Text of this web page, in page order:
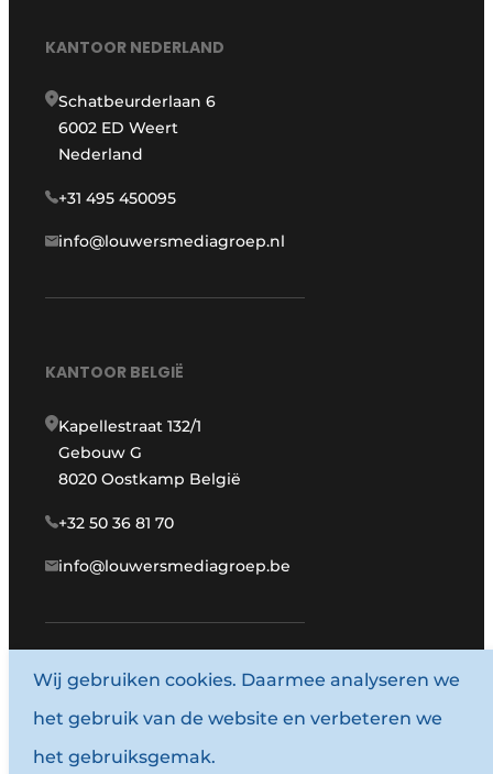
KANTOOR NEDERLAND
Schatbeurderlaan 6
6002 ED Weert
Nederland
+31 495 450095
info@louwersmediagroep.nl
KANTOOR BELGIË
Kapellestraat 132/1
Gebouw G
8020 Oostkamp België
+32 50 36 81 70
info@louwersmediagroep.be
www.louwersmediagroep.com
© 1987 - 2026 Louwersmediagroep.
Algemene voorwaarden
Wij gebruiken cookies. Daarmee analyseren we
het gebruik van de website en verbeteren we
het gebruiksgemak.